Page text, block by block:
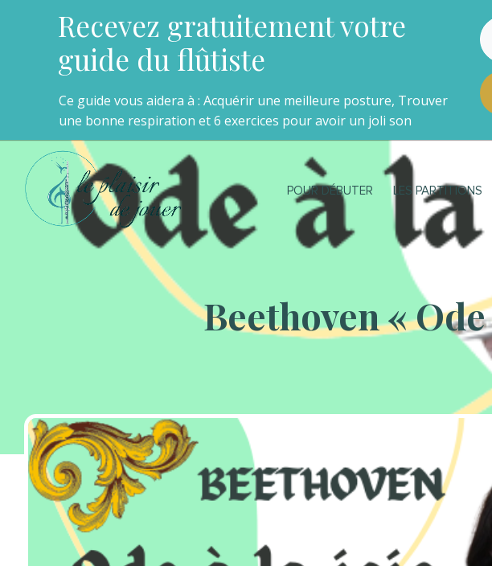
POUR DÉBUTER LES PARTITIONS
Beethoven «
Recevez gratuitement votre
guide du flûtiste
Ce guide vous aidera à : Acquérir une meilleure posture, Trouver
une bonne respiration et 6 exercices pour avoir un joli son